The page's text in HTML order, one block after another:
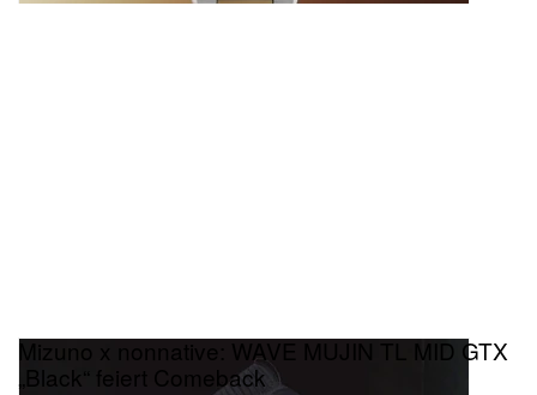
Mizuno x nonnative: WAVE MUJIN TL MID GTX
„Black“ feiert Comeback